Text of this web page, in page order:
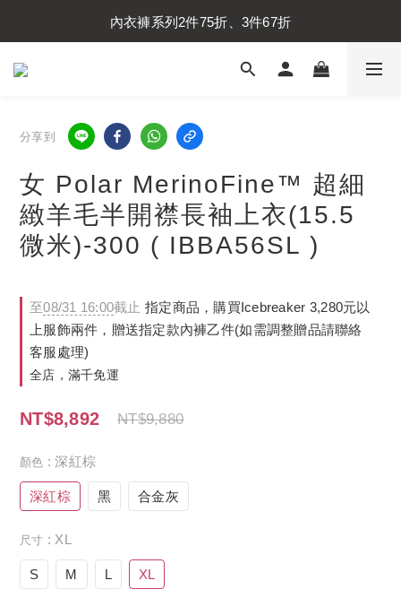
內衣褲系列2件75折、3件67折
內衣褲系列2件75折、3件67折
襪子系列2件75折、3件67折
分享到
女 Polar MerinoFine™ 超細
緻羊毛半開襟長袖上衣(15.5
微米)-300 ( IBBA56SL )
至08/31 16:00截止 指定商品，購買Icebreaker 3,280元以
上服飾兩件，贈送指定款內褲乙件(如需調整贈品請聯絡
客服處理)
全店，滿千免運
NT$8,892 NT$9,880
顏色 : 深紅棕
深紅棕 黑 合金灰
尺寸 : XL
S M L XL